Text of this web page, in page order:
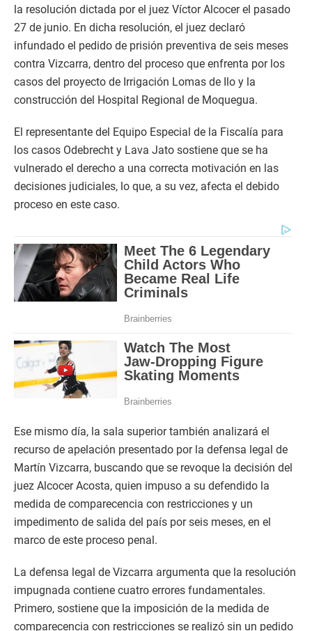
la resolución dictada por el juez Víctor Alcocer el pasado
27 de junio. En dicha resolución, el juez declaró
infundado el pedido de prisión preventiva de seis meses
contra Vizcarra, dentro del proceso que enfrenta por los
casos del proyecto de Irrigación Lomas de Ilo y la
construcción del Hospital Regional de Moquegua.
El representante del Equipo Especial de la Fiscalía para
los casos Odebrecht y Lava Jato sostiene que se ha
vulnerado el derecho a una correcta motivación en las
decisiones judiciales, lo que, a su vez, afecta el debido
proceso en este caso.
Ese mismo día, la sala superior también analizará el
recurso de apelación presentado por la defensa legal de
Martín Vizcarra, buscando que se revoque la decisión del
juez Alcocer Acosta, quien impuso a su defendido la
medida de comparecencia con restricciones y un
impedimento de salida del país por seis meses, en el
marco de este proceso penal.
La defensa legal de Vizcarra argumenta que la resolución
impugnada contiene cuatro errores fundamentales.
Primero, sostiene que la imposición de la medida de
comparecencia con restricciones se realizó sin un pedido